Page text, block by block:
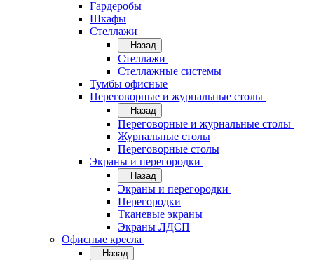
Гардеробы
Шкафы
Стеллажи
Назад
Стеллажи
Стеллажные системы
Тумбы офисные
Переговорные и журнальные столы
Назад
Переговорные и журнальные столы
Журнальные столы
Переговорные столы
Экраны и перегородки
Назад
Экраны и перегородки
Перегородки
Тканевые экраны
Экраны ЛДСП
Офисные кресла
Назад